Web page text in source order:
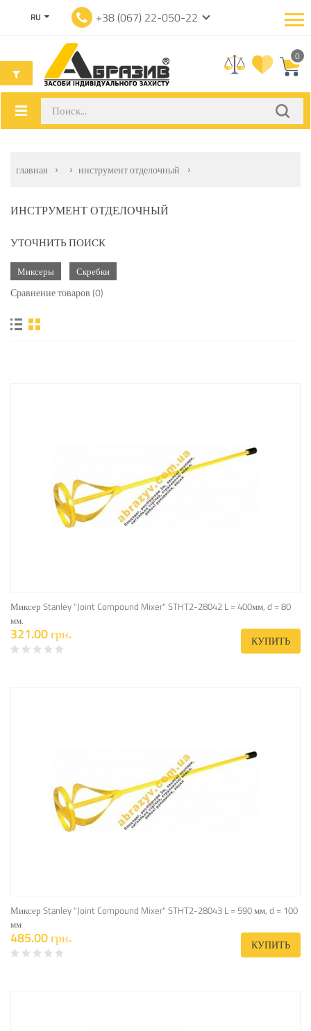
RU +38 (067) 22-050-22
0
главная инструмент отделочный
ИНСТРУМЕНТ ОТДЕЛОЧНЫЙ
УТОЧНИТЬ ПОИСК
Миксеры Скребки
Сравнение товаров (0)
Миксер Stanley "Joint Compound Mixer" STHT2-28042 L = 400мм, d = 80
мм.
321.00 грн. КУПИТЬ
Миксер Stanley "Joint Compound Mixer" STHT2-28043 L = 590 мм, d = 100
мм
485.00 грн. КУПИТЬ